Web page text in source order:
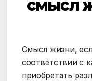
смысл
Смысл жизни,
соответствии с
приобретать